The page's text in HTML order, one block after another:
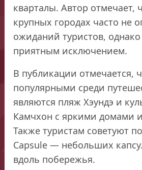
кварталы. Автор отмечает,
крупных городах часто не
ожиданий туристов, однако
приятным исключением.
В публикации отмечается,
популярными среди
являются пляж Хэундэ и
Камчхон с яркими домами
Также туристам советуют
Capsule — небольших
вдоль побережья.